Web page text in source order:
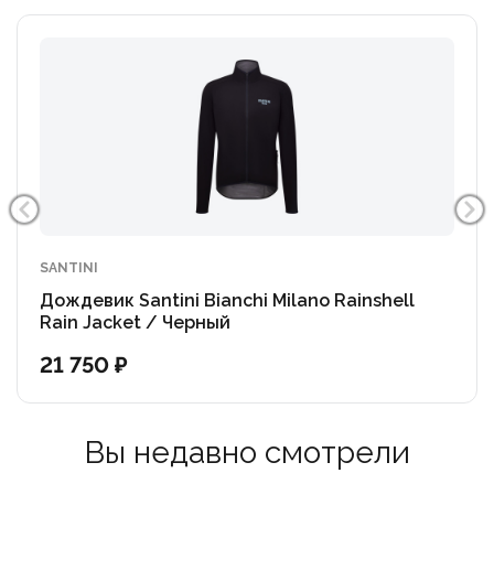
SANTINI
Дождевик Santini Bianchi Milano Rainshell
Rain Jacket / Черный
21 750 ₽
Вы недавно смотрели